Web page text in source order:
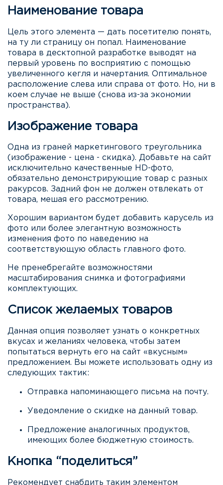
Наименование товара
Цель этого элемента — дать посетителю понять,
на ту ли страницу он попал. Наименование
товара в десктопной разработке выводят на
первый уровень по восприятию с помощью
увеличенного кегля и начертания. Оптимальное
расположение слева или справа от фото. Но, ни в
коем случае не выше (снова из-за экономии
пространства).
Изображение товара
Одна из граней маркетингового треугольника
(изображение - цена - скидка). Добавьте на сайт
исключительно качественные HD-фото,
обязательно демонстрирующие товар с разных
ракурсов. Задний фон не должен отвлекать от
товара, мешая его рассмотрению.
Хорошим вариантом будет добавить карусель из
фото или более элегантную возможность
изменения фото по наведению на
соответствующую область главного фото.
Не пренебрегайте возможностями
масштабирования снимка и фотографиями
комплектующих.
Список желаемых товаров
Данная опция позволяет узнать о конкретных
вкусах и желаниях человека, чтобы затем
попытаться вернуть его на сайт «вкусным»
предложением. Вы можете использовать одну из
следующих тактик:
Отправка напоминающего письма на почту.
Уведомление о скидке на данный товар.
Предложение аналогичных продуктов,
имеющих более бюджетную стоимость.
Кнопка “поделиться”
Рекомендует снабдить таким элементом